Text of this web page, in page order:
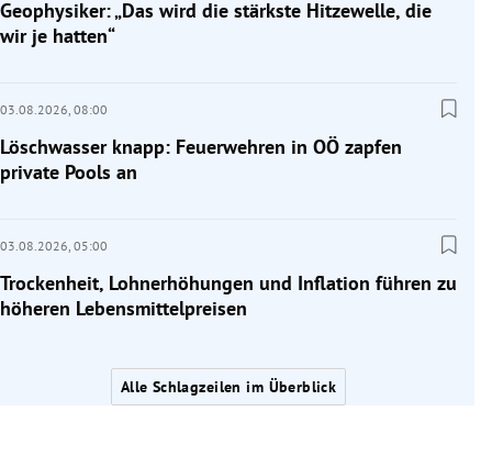
Geophysiker: „Das wird die stärkste Hitzewelle, die
wir je hatten“
03.08.2026, 08:00
Löschwasser knapp: Feuerwehren in OÖ zapfen
private Pools an
03.08.2026, 05:00
Trockenheit, Lohnerhöhungen und Inflation führen zu
höheren Lebensmittelpreisen
Alle Schlagzeilen im Überblick